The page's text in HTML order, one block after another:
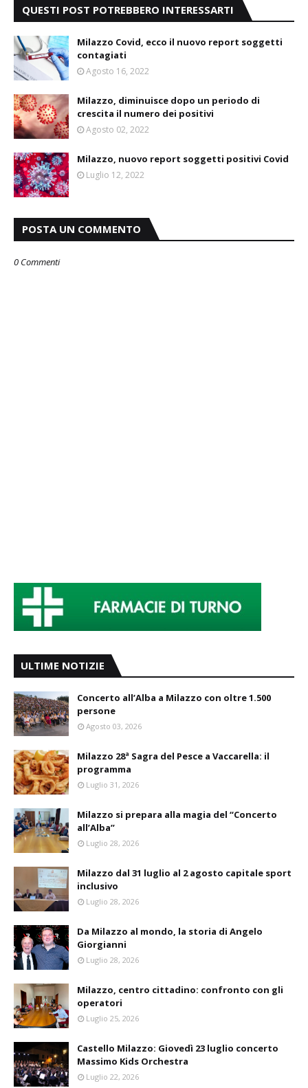
QUESTI POST POTREBBERO INTERESSARTI
Milazzo Covid, ecco il nuovo report soggetti
contagiati
Agosto 16, 2022
Milazzo, diminuisce dopo un periodo di
crescita il numero dei positivi
Agosto 02, 2022
Milazzo, nuovo report soggetti positivi Covid
Luglio 12, 2022
POSTA UN COMMENTO
0 Commenti
ULTIME NOTIZIE
Concerto all’Alba a Milazzo con oltre 1.500
persone
Agosto 03, 2026
Milazzo 28ª Sagra del Pesce a Vaccarella: il
programma
Luglio 31, 2026
Milazzo si prepara alla magia del “Concerto
all’Alba”
Luglio 28, 2026
Milazzo dal 31 luglio al 2 agosto capitale sport
inclusivo
Luglio 28, 2026
Da Milazzo al mondo, la storia di Angelo
Giorgianni
Luglio 28, 2026
Milazzo, centro cittadino: confronto con gli
operatori
Luglio 25, 2026
Castello Milazzo: Giovedì 23 luglio concerto
Massimo Kids Orchestra
Luglio 22, 2026